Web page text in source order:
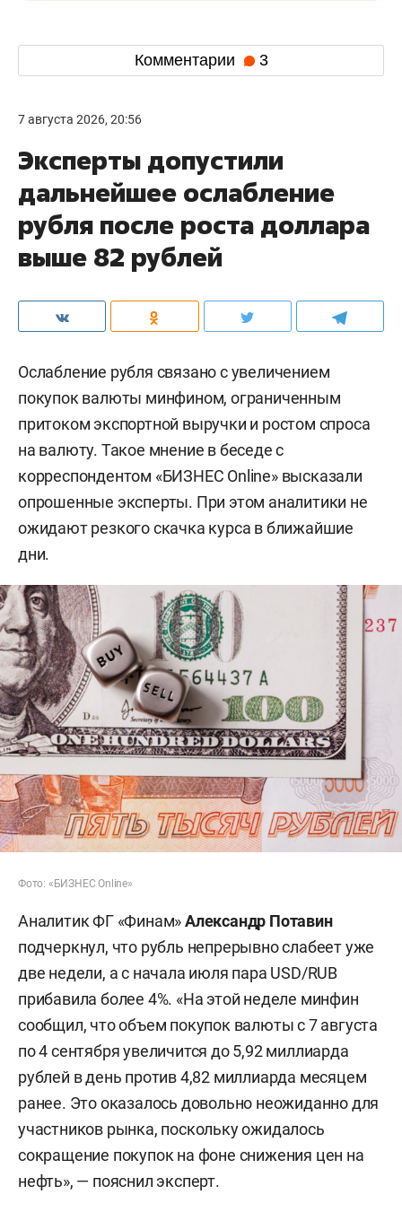
Комментарии 3
7 августа 2026, 20:56
Эксперты допустили
дальнейшее ослабление
рубля после роста доллара
выше 82 рублей
Ослабление рубля связано с увеличением
покупок валюты минфином, ограниченным
притоком экспортной выручки и ростом спроса
на валюту. Такое мнение в беседе с
корреспондентом «БИЗНЕС Online» высказали
опрошенные эксперты. При этом аналитики не
ожидают резкого скачка курса в ближайшие
дни.
Фото: «БИЗНЕС Online»
Аналитик ФГ «Финам»Александр Потавин
подчеркнул, что рубль непрерывно слабеет уже
две недели, а с начала июля пара USD/RUB
прибавила более 4%. «На этой неделе минфин
сообщил, что объем покупок валюты с 7 августа
по 4 сентября увеличится до 5,92 миллиарда
рублей в день против 4,82 миллиарда месяцем
ранее. Это оказалось довольно неожиданно для
участников рынка, поскольку ожидалось
сокращение покупок на фоне снижения цен на
нефть», — пояснил эксперт.